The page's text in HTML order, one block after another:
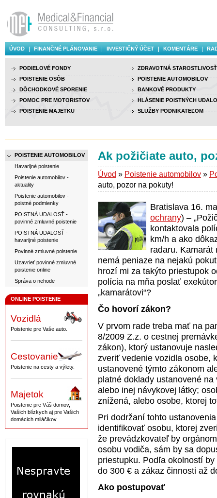
ÚVOD FINANČNÉ PLÁNOVANIE INVESTIČNÝ ÚČET KOMENTÁRE
PODIELOVÉ FONDY
POISTENIE OSÔB
DÔCHODKOVÉ SPORENIE
POMOC PRE MOTORISTOV
POISTENIE MAJETKU
ZDRAVOTNÁ STAROSTLIVOSŤ
POISTENIE AUTOMOBILOV
BANKOVÉ PRODUKTY
HLÁSENIE POISTNÝCH
SLUŽBY PODNIKATEĽOM
POISTENIE AUTOMOBILOV
Havarijné poistenie
Poistenie automobilov -
aktuality
Poistenie automobilov -
poistné podmienky
POISTNÁ UDALOSŤ -
povinné zmluvné poistenie
POISTNÁ UDALOSŤ -
havarijné poistenie
Povinné zmluvné poistenie
Uzavrieť povinné zmluvné
poistenie online
Správa o nehode
ONLINE POISTENIE
Vozidlá
Poistenie pre Vaše auto.
Cestovanie
Poistenie na cesty a výlety.
Majetok
Poistenie pre Váš domov,
Vašich blízkych aj pre Vašich
domácich miláčikov.
Ak požičiate auto,
Úvod » Poistenie automobilov »
auto, pozor na pokuty!
Bratislava 16.
ochrany) –
kontaktovala
km/h a ako
radaru. Kamarát
nemá peniaze na nejakú
hrozí mi za takýto priestupok
polícia na mňa poslať
„kamarátovi“?
Čo hovorí zákon?
V prvom rade treba mať na
8/2009 Z.z. o cestnej
zákon), ktorý ustanovuje
zveriť vedenie vozidla osobe,
ustanovené týmto zákonom
platné doklady ustanovené
alebo inej návykovej látky;
znížená, alebo osobe, ktorej
Pri dodržaní tohto
identifikovať osobu, ktorej
že prevádzkovateľ by
osobu vodiča, sám by sa
priestupku. Podľa okolností
do 300 € a zákaz činnosti až
Ako postupovať